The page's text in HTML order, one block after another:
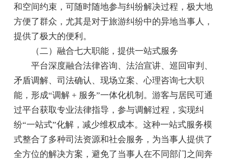
和空间约束，可随时随地参与纠纷解决过程，极大地
方便了群众，尤其是对于旅游纠纷中的异地当事人，
提供了极大的便利。
（二）融合七大职能，提供一站式服务
平台深度融合法律咨询、法治宣讲、巡回审判、
矛盾调解、司法确认、现场立案、心理咨询七大职
能，形成“调解 + 服务”一体化机制。游客与居民可通
过平台获取专业法律指导，参与调解过程，实现纠
纷“一站式”化解，减少维权成本。这种一站式服务模
式整合了多种司法资源和社会服务，为当事人提供了
全方位的解决方案，避免了当事人在不同部门之间奔